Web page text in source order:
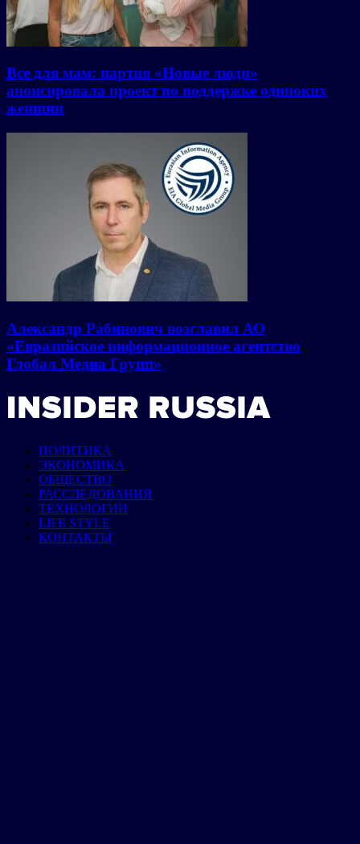
Все для мам: партия «Новые люди»
анонсировала проект по поддержке одиноких
женщин
Александр Рабинович возглавил АО
«Евразийское информационное агентство
Глобал Медиа Групп»
ПОЛИТИКА
ЭКОНОМИКА
ОБЩЕСТВО
РАССЛЕДОВАНИЯ
ТЕХНОЛОГИИ
LIFE STYLE
КОНТАКТЫ